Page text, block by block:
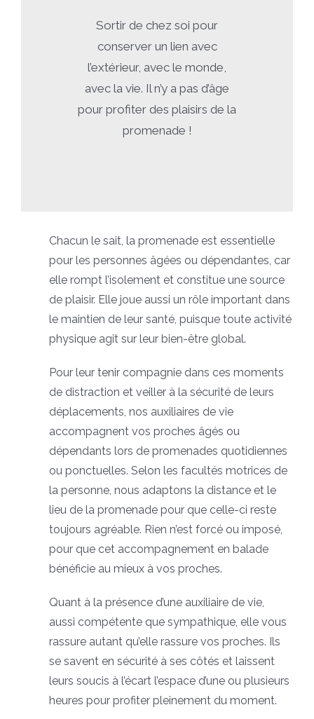
Sortir de chez soi pour
conserver un lien avec
l’extérieur, avec le monde,
avec la vie. Il n’y a pas d’âge
pour profiter des plaisirs de la
promenade !
Chacun le sait, la promenade est essentielle
pour les personnes âgées ou dépendantes, car
elle rompt l’isolement et constitue une source
de plaisir. Elle joue aussi un rôle important dans
le maintien de leur santé, puisque toute activité
physique agit sur leur bien-être global.
Pour leur tenir compagnie dans ces moments
de distraction et veiller à la sécurité de leurs
déplacements, nos auxiliaires de vie
accompagnent vos proches âgés ou
dépendants lors de promenades quotidiennes
ou ponctuelles. Selon les facultés motrices de
la personne, nous adaptons la distance et le
lieu de la promenade pour que celle-ci reste
toujours agréable. Rien n’est forcé ou imposé,
pour que cet accompagnement en balade
bénéficie au mieux à vos proches.
Quant à la présence d’une auxiliaire de vie,
aussi compétente que sympathique, elle vous
rassure autant qu’elle rassure vos proches. Ils
se savent en sécurité à ses côtés et laissent
leurs soucis à l’écart l’espace d’une ou plusieurs
heures pour profiter pleinement du moment.